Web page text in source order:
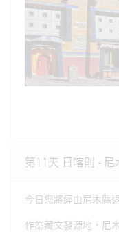
第11天 日喀則 -
今日您將經由尼木縣
作為藏文發源地，尼